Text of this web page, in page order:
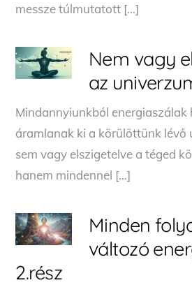
messze túlmutatott […]
Nem vagy
az
Mindannyiunkból
áramlanak ki a körülöttünk lévő
sem vagy elszigetelve a téged
hanem mindennel […]
Minden
változó
2.rész